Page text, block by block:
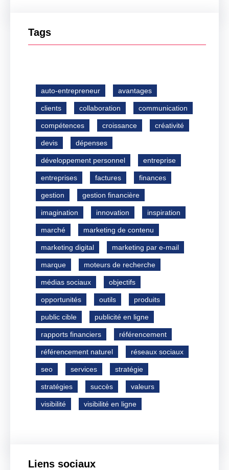
Tags
auto-entrepreneur avantages
clients collaboration communication
compétences croissance créativité
devis dépenses
développement personnel entreprise
entreprises factures finances
gestion gestion financière
imagination innovation inspiration
marché marketing de contenu
marketing digital marketing par e-mail
marque moteurs de recherche
médias sociaux objectifs
opportunités outils produits
public cible publicité en ligne
rapports financiers référencement
référencement naturel réseaux sociaux
seo services stratégie
stratégies succès valeurs
visibilité visibilité en ligne
Liens sociaux